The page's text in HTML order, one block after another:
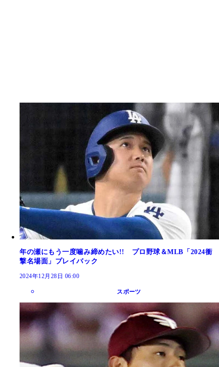
年の瀬にもう一度噛み締めたい!! プロ野球＆MLB「2024衝
撃名場面」プレイバック
2024年12月28日 06:00
スポーツ